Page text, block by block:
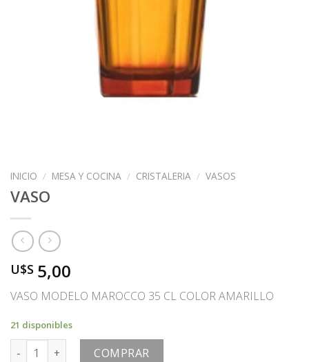
INICIO / MESA Y COCINA / CRISTALERIA / VASOS
VASO
U$S 5,00
VASO MODELO MAROCCO 35 CL COLOR AMARILLO
21 disponibles
VASO cantidad COMPRAR